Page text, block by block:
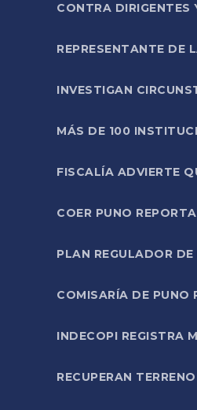
CONTRA DIRIGENTES
REPRESENTANTE DE
INVESTIGAN
MÁS DE 100
FISCALÍA ADVIERTE
COER PUNO
PLAN REGULADOR
COMISARÍA DE PUNO
INDECOPI REGISTRA
RECUPERAN